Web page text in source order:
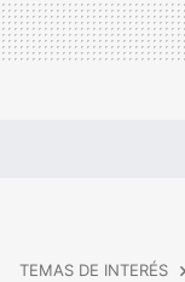
TEMAS DE INTERÉS